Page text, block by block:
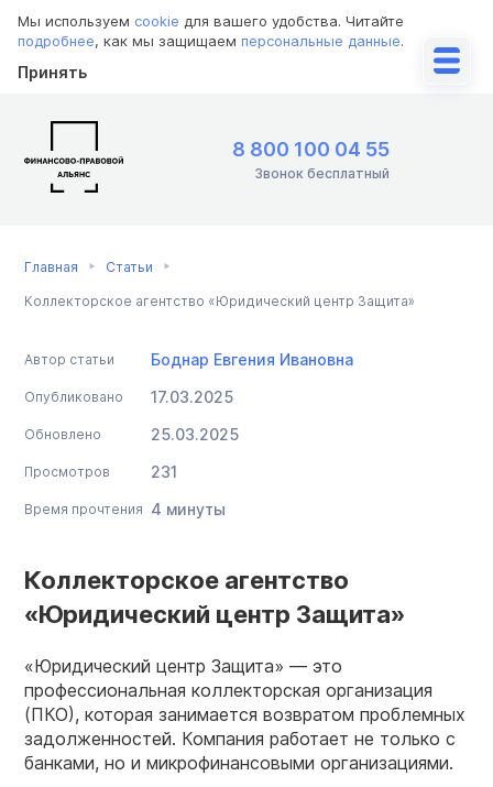
Мы используем cookie для вашего удобства. Читайте
подробнее, как мы защищаем персональные данные.
Принять
8 800 100 04 55
Звонок бесплатный
Главная Статьи
Коллекторское агентство «Юридический центр Защита»
Автор статьи Боднар Евгения Ивановна
Опубликовано 17.03.2025
Обновлено 25.03.2025
Просмотров 231
Время прочтения 4 минуты
Коллекторское агентство
«Юридический центр Защита»
«Юридический центр Защита» — это
профессиональная коллекторская организация
(ПКО), которая занимается возвратом проблемных
задолженностей. Компания работает не только с
банками, но и микрофинансовыми организациями.